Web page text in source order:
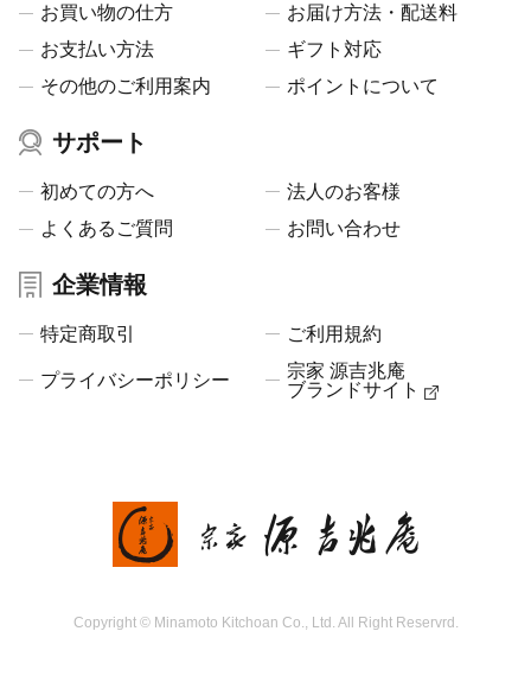
お買い物の仕方
お届け方法・配送料
お支払い方法
ギフト対応
その他のご利用案内
ポイントについて
サポート
初めての方へ
法人のお客様
よくあるご質問
お問い合わせ
企業情報
特定商取引 ご利用規約
プライバシーポリシー
宗家 源吉兆庵
ブランドサイト
Copyright © Minamoto Kitchoan Co., Ltd. All Right Reservrd.